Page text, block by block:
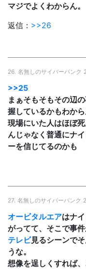
マジでよくわからん。
返信： >>26
26. 名無しのサイバーパンク
>>25
まぁそもそもその辺
握しているかもわか
現場にいた人はほぼ
んじゃなく普通にナ
ーを信じてるのかも
27. 名無しのサイバーパンク
オービタルエアはナ
がってて、そこで事
テレビ見るシーンで
うな。
想像を逞しくすれば